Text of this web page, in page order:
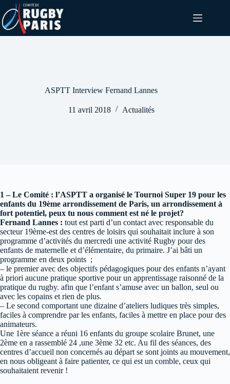
Passer
au
contenu
ASPTT Interview Fernand Lannes
11 avril 2018 Actualités
1 – Le Comité : l’ASPTT a organisé le Tournoi Super 19 pour les
enfants du 19ème arrondissement de Paris, un arrondissement à
fort potentiel, peux tu nous comment est né le projet?
Fernand Lannes : tout est parti d’un contact avec responsable du
secteur 19ème-est des centres de loisirs qui souhaitait inclure à son
programme d’activités du mercredi une activité Rugby pour des
enfants de maternelle et d’élémentaire, du primaire. J’ai bâti un
programme en deux points ;
– le premier avec des objectifs pédagogiques pour des enfants n’ayant
à priori aucune pratique sportive pour un apprentissage raisonné de la
pratique du rugby. afin que l’enfant s’amuse avec un ballon, seul ou
avec les copains et rien de plus.
– Le second comportant une dizaine d’ateliers ludiques très simples,
faciles à comprendre par les enfants, faciles à mettre en place pour des
animateurs.
Une 1ère séance a réuni 16 enfants du groupe scolaire Brunet, une
2ème en a rassemblé 24 ,une 3ème 32 etc. Au fil des séances, des
centres d’accueil non concernés au départ se sont joints au mouvement,
en nous obligeant à faire patienter, ce qui est un comble, ceux qui
souhaitaient revenir !